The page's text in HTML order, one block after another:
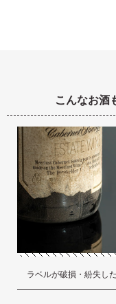
こんなお酒
ラベルが破損・紛失し